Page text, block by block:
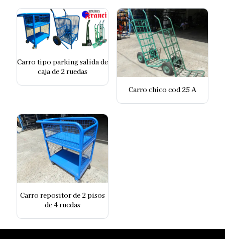
Carro tipo parking salida de
caja de 2 ruedas
Carro chico cod 25 A
Carro repositor de 2 pisos
de 4 ruedas